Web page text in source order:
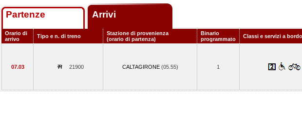
Partenze Arrivi
Orario di
arrivo
Tipo e n. di treno
Stazione di provenienza
(orario di partenza)
Binario
programmato
Classi e servizi a bordo
07.03 21900 CALTAGIRONE (05.55) 1